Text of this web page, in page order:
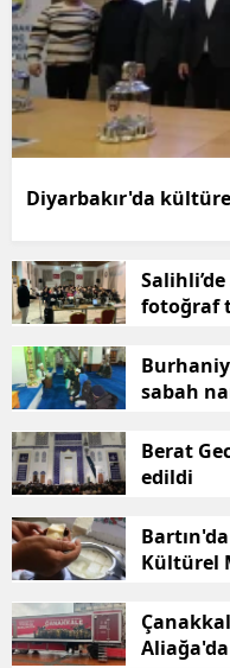
Diyarbakır'da
fotoğraf
sabah
Berat
edildi
Kültürel